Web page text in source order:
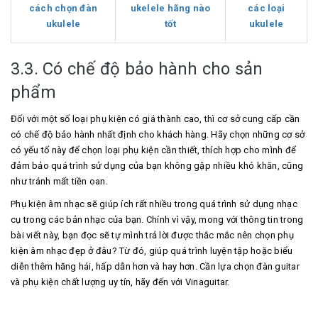
cách chọn đàn
ukulele
ukelele hãng nào
tốt
các loại
ukulele
3.3. Có chế độ bảo hành cho sản
phẩm
Đối với một số loại phụ kiện có giá thành cao, thì cơ sở cung cấp cần
có chế độ bảo hành nhất định cho khách hàng. Hãy chọn những cơ sở
có yếu tố này để chọn loại phụ kiện cần thiết, thích hợp cho mình để
đảm bảo quá trình sử dụng của bạn không gặp nhiều khó khăn, cũng
như tránh mất tiền oan.
Phụ kiện âm nhạc sẽ giúp ích rất nhiều trong quá trình sử dụng nhạc
cụ trong các bản nhạc của bạn. Chính vì vậy, mong với thông tin trong
bài viết này, bạn đọc sẽ tự mình trả lời được thắc mắc nên chọn phụ
kiện âm nhạc đẹp ở đâu? Từ đó, giúp quá trình luyện tập hoặc biểu
diễn thêm hăng hái, hấp dẫn hơn và hay hơn. Cần lựa chọn đàn guitar
và phụ kiện chất lượng uy tín, hãy đến với Vinaguitar.